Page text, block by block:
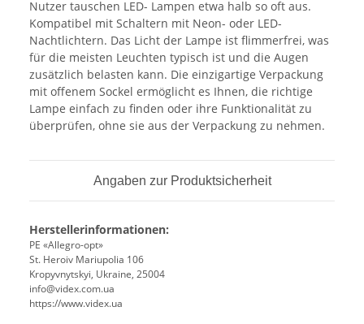
Nutzer tauschen LED- Lampen etwa halb so oft aus.
Kompatibel mit Schaltern mit Neon- oder LED-
Nachtlichtern. Das Licht der Lampe ist flimmerfrei, was
für die meisten Leuchten typisch ist und die Augen
zusätzlich belasten kann. Die einzigartige Verpackung
mit offenem Sockel ermöglicht es Ihnen, die richtige
Lampe einfach zu finden oder ihre Funktionalität zu
überprüfen, ohne sie aus der Verpackung zu nehmen.
Angaben zur Produktsicherheit
Herstellerinformationen:
PE «Allegro-opt»
St. Heroiv Mariupolia 106
Kropyvnytskyi, Ukraine, 25004
info@videx.com.ua
https://www.videx.ua